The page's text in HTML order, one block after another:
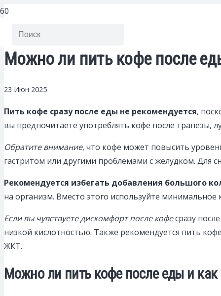
Можно ли пить кофе после
23 Июн 2025
Пить кофе сразу после еды не рекомендуется,
вы предпочитаете употреблять кофе после
Обратите внимание, что кофе может повысить
гастритом или другими проблемами с желудком. Для
Рекомендуется избегать добавления большого
на организм. Вместо этого используйте
Если вы чувствуете дискомфорт после кофесразу
низкой кислотностью. Также рекомендуется пить
ЖКТ.
Можно ли пить кофе после еды и как